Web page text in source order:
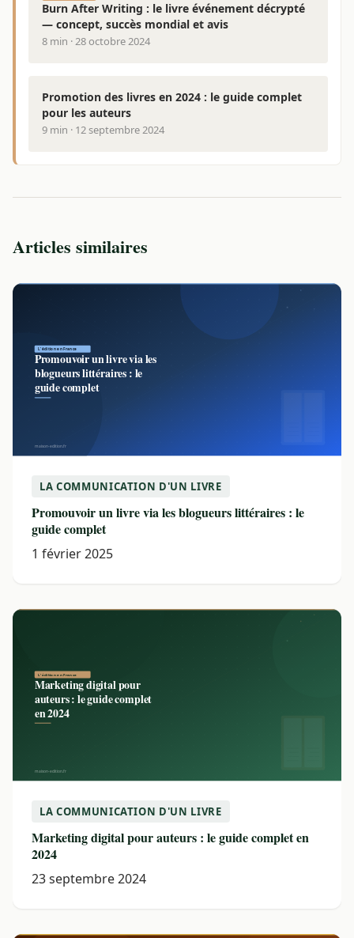
Burn After Writing : le livre événement décrypté
— concept, succès mondial et avis
8 min · 28 octobre 2024
Promotion des livres en 2024 : le guide complet
pour les auteurs
9 min · 12 septembre 2024
Articles similaires
LA COMMUNICATION D'UN LIVRE
Promouvoir un livre via les blogueurs littéraires : le
guide complet
1 février 2025
LA COMMUNICATION D'UN LIVRE
Marketing digital pour auteurs : le guide complet en
2024
23 septembre 2024